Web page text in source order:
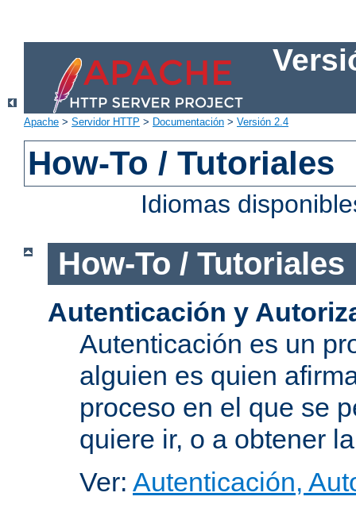
Apache > Servidor HTTP > Documentación > Versión 2.4
How-To / Tutoriales
Idiomas
How-To / Tutoriales
Autenticación y
Autenticación es un
alguien es quien
proceso en el que se
quiere ir, o a obtener
Ver: Autenticación,